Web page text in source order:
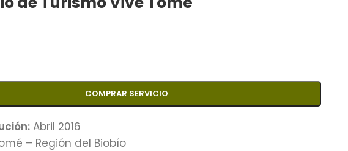
Abril 2016
– Región del Biobío
COMPRAR SERVICIO